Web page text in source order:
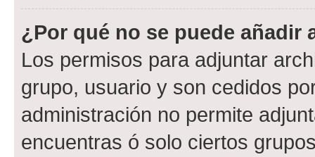
¿Por qué no se puede añadir
Los permisos para adjuntar
grupo, usuario y son cedidos
administración no permite
encuentras ó solo ciertos